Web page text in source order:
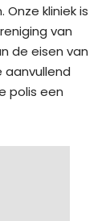
kliniek is
van
de eisen van
aanvullend
polis een